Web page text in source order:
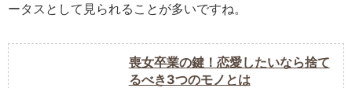
ータスとして見られることが多いですね。
喪女卒業の鍵！恋愛したいなら捨て
るべき3つのモノとは